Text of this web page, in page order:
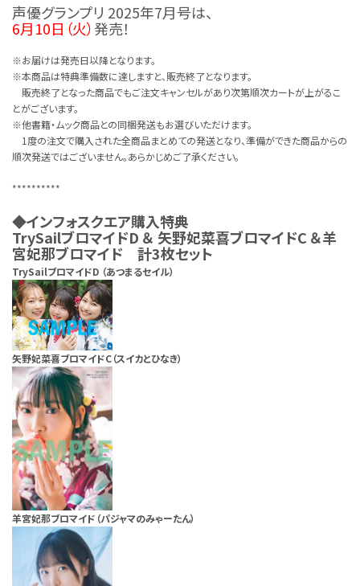
声優グランプリ 2025年7月号は、
6月10日（火）発売！
※お届けは発売日以降となります。
※本商品は特典準備数に達しますと、販売終了となります。
販売終了となった商品でもご注文キャンセルがあり次第順次カートが上がるこ
とがございます。
※他書籍・ムック商品との同梱発送もお選びいただけます。
1度の注文で購入された全商品まとめての発送となり、準備ができた商品からの
順次発送ではございません。あらかじめご了承ください。
**********
◆インフォスクエア購入特典
TrySailブロマイドD ＆ 矢野妃菜喜ブロマイドC ＆羊
宮妃那ブロマイド 計3枚セット
TrySailブロマイドD （あつまるセイル）
矢野妃菜喜ブロマイドC（スイカとひなき）
羊宮妃那ブロマイド（パジャマのみゃーたん）